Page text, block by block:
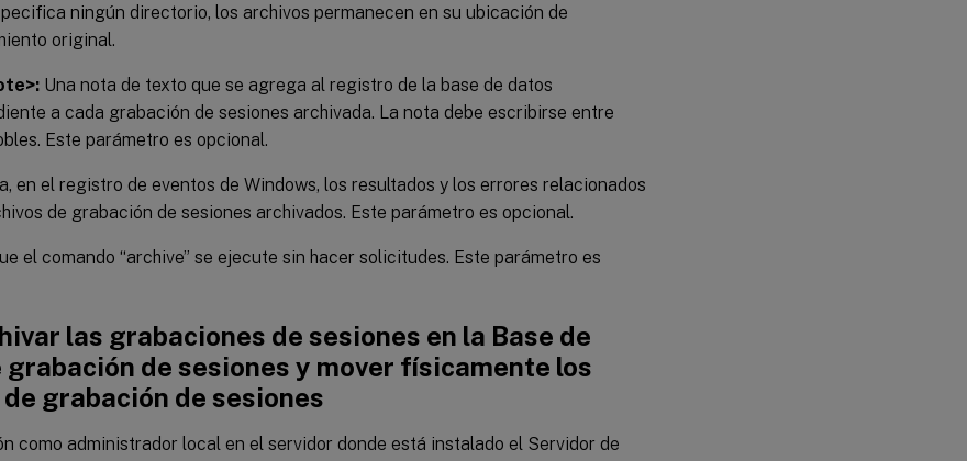
ningún directorio, los archivos permanecen en su ubicación de
original.
Una nota de texto que se agrega al registro de la base de datos
a cada grabación de sesiones archivada. La nota debe escribirse entre
Este parámetro es opcional.
en el registro de eventos de Windows, los resultados y los errores relacionados
de grabación de sesiones archivados. Este parámetro es opcional.
el comando “archive” se ejecute sin hacer solicitudes. Este parámetro es
las grabaciones de sesiones en la Base de
grabación de sesiones y mover físicamente los
grabación de sesiones
como administrador local en el servidor donde está instalado el Servidor de